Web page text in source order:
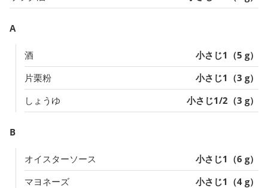
A
酒
小さじ1（5 g）
片栗粉
小さじ1（3 g）
しょうゆ
小さじ1/2（3 g）
B
オイスターソース
小さじ1（6 g）
マヨネーズ
小さじ1（4 g）